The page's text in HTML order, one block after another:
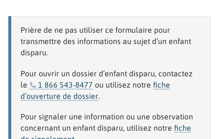
Prière de ne pas utiliser ce formulaire pour
transmettre des informations au sujet d’un enfant
disparu.
Pour ouvrir un dossier d’enfant disparu, contactez
le
1 866 543-8477 ou utilisez notrefiche
d’ouverture de dossier
Pour signaler une information ou une observation
concernant un enfant disparu, utilisez notrefiche